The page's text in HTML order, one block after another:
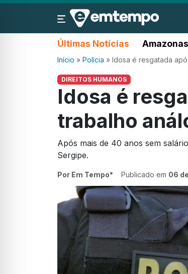
Últimas Notícias Amazonas
Início » Polícia » Idosa é resgatada
DIREITOS HUMANOS
Idosa é
trabalho
Após mais de 40 anos sem
Sergipe.
Por Em Tempo* Publicado em 06